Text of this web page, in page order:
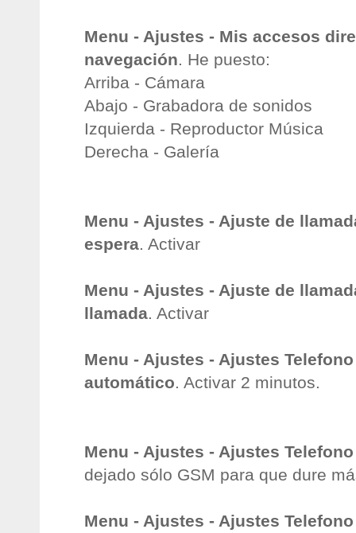
Menu - Ajustes - Mis accesos
navegación . He puesto:
Arriba - Cámara
Abajo - Grabadora de sonidos
Izquierda - Reproductor Música
Derecha - Galería
Menu - Ajustes - Ajuste de
espera . Activar
Menu - Ajustes - Ajuste de
llamada . Activar
Menu - Ajustes - Ajustes
automático . Activar 2 minutos.
Menu - Ajustes - Ajustes
dejado sólo GSM para que dure
Menu - Ajustes - Ajustes